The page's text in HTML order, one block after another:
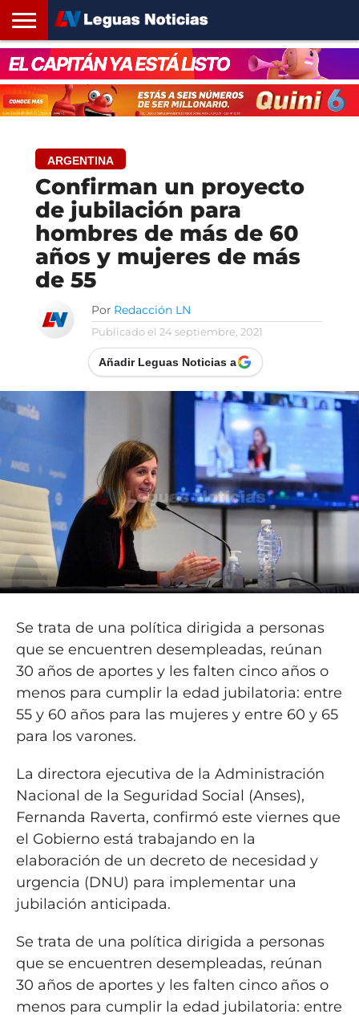
INICIO
SANTA
FE
ROSARIO24
REGIONES
ARGENTINA
OPINIÓN
CONTACTO
ARGENTINA
Confirman un proyecto
de jubilación para
hombres de más de 60
años y mujeres de más
de 55
Por Redacción LN
Publicado el 24 septiembre, 2021
Añadir Leguas Noticias a
Se trata de una política dirigida a personas
que se encuentren desempleadas, reúnan
30 años de aportes y les falten cinco años o
menos para cumplir la edad jubilatoria: entre
55 y 60 años para las mujeres y entre 60 y 65
para los varones.
La directora ejecutiva de la Administración
Nacional de la Seguridad Social (Anses),
Fernanda Raverta, confirmó este viernes que
el Gobierno está trabajando en la
elaboración de un decreto de necesidad y
urgencia (DNU) para implementar una
jubilación anticipada.
Se trata de una política dirigida a personas
que se encuentren desempleadas, reúnan
30 años de aportes y les falten cinco años o
menos para cumplir la edad jubilatoria: entre